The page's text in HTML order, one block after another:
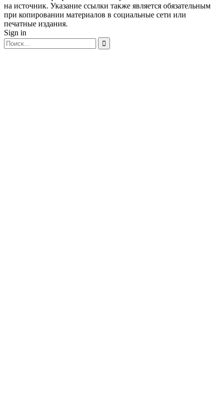
на источник. Указание ссылки также является обязательным
при копировании материалов в социальные сети или
печатные издания.
Sign in